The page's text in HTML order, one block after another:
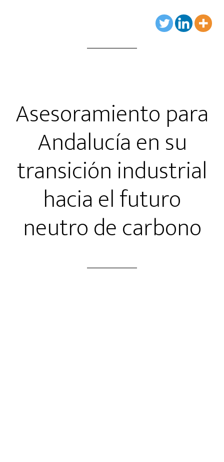
Asesoramiento para
Andalucía en su
transición industrial
hacia el futuro
neutro de carbono